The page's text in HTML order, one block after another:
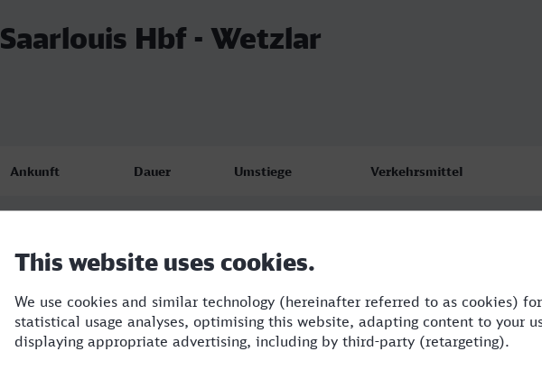
Saarlouis Hbf - Wetzlar
Ankunft Dauer Umstiege Verkehrsmittel
13:17
Wetzlar
3:53 2 RE,ICE,HLB